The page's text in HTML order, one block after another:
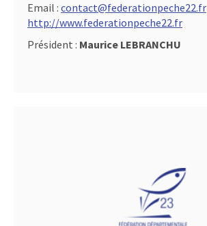
Email : contact@federationpeche22.fr
http://www.federationpeche22.fr
Président : Maurice LEBRANCHU